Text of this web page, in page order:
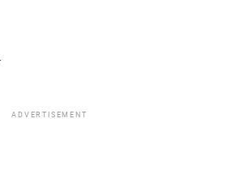
ADVERTISEMENT